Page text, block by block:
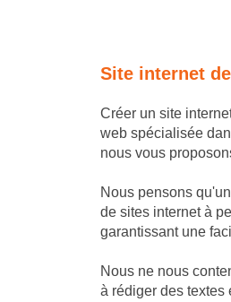
Site internet
Créer un site
web spécialisée
nous vous
Nous pensons
de sites internet à
garantissant une
Nous ne nous
à rédiger des textes